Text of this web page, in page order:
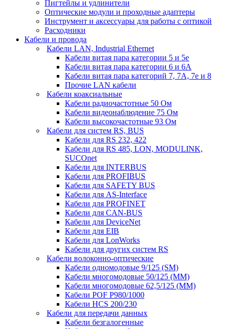
Пигтейлы и удлинители
Оптические модули и проходные адаптеры
Инструмент и аксессуары для работы с оптикой
Расходники
Кабели и провода
Кабели LAN, Industrial Ethernet
Кабели витая пара категории 5 и 5е
Кабели витая пара категории 6 и 6A
Кабели витая пара категорий 7, 7А, 7е и 8
Прочие LAN кабели
Кабели коаксиальные
Кабели радиочастотные 50 Ом
Кабели видеонаблюдение 75 Ом
Кабели высокочастотные 93 Ом
Кабели для систем RS, BUS
Кабели для RS 232, 422
Кабели для RS 485, LON, MODULINK,
SUCOnet
Кабели для INTERBUS
Кабели для PROFIBUS
Кабели для SAFETY BUS
Кабели для AS-Interface
Кабели для PROFINET
Кабели для CAN-BUS
Кабели для DeviceNet
Кабели для EIB
Кабели для LonWorks
Кабели для других систем RS
Кабели волоконно-оптические
Кабели одномодовые 9/125 (SM)
Кабели многомодовые 50/125 (ММ)
Кабели многомодовые 62,5/125 (ММ)
Кабели POF P980/1000
Кабели HCS 200/230
Кабели для передачи данных
Кабели безгалогенные